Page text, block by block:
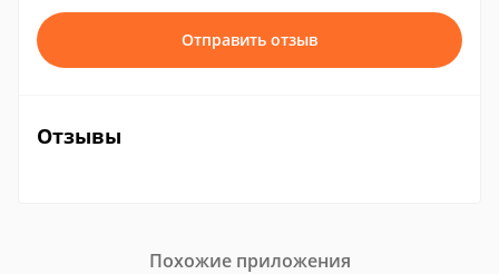
Отправить отзыв
Отзывы
Похожие приложения